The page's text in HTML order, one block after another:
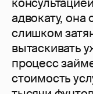
адвокату, она
слишком
вытаскивать
процесс
стоимость